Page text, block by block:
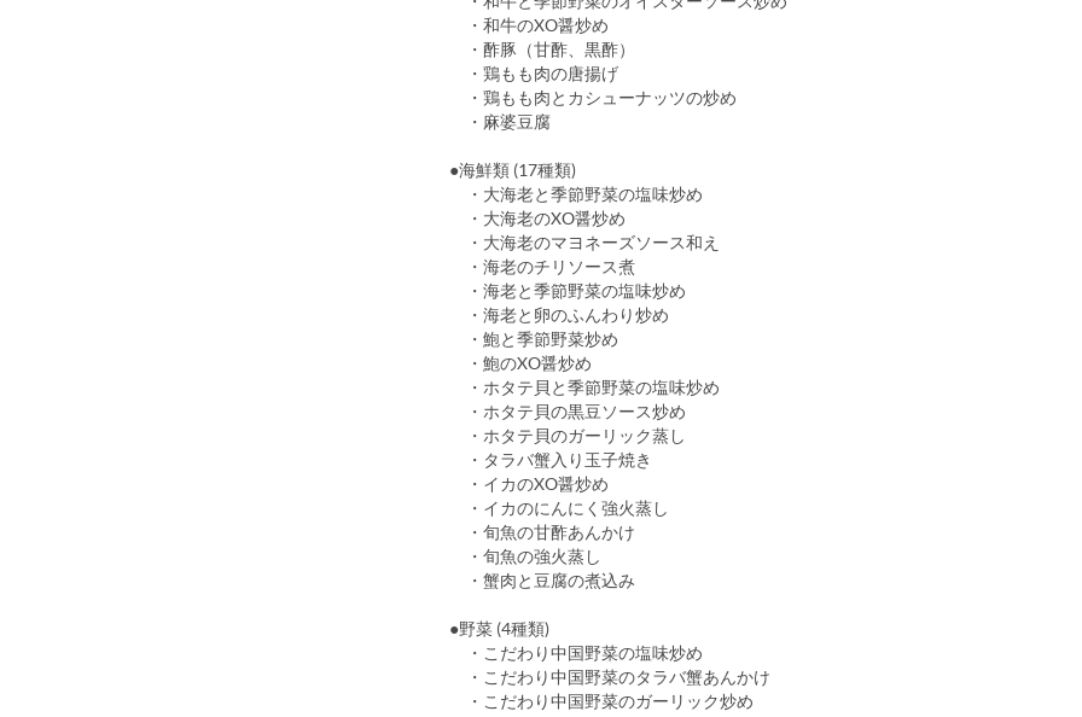
・和牛のXO醤炒め
・酢豚（甘酢、黒酢）
・鶏もも肉の唐揚げ
・鶏もも肉とカシューナッツの炒め
・麻婆豆腐
●海鮮類 (17種類)
・大海老と季節野菜の塩味炒め
・大海老のXO醤炒め
・大海老のマヨネーズソース和え
・海老のチリソース煮
・海老と季節野菜の塩味炒め
・海老と卵のふんわり炒め
・鮑と季節野菜炒め
・鮑のXO醤炒め
・ホタテ貝と季節野菜の塩味炒め
・ホタテ貝の黒豆ソース炒め
・ホタテ貝のガーリック蒸し
・タラバ蟹入り玉子焼き
・イカのXO醤炒め
・イカのにんにく強火蒸し
・旬魚の甘酢あんかけ
・旬魚の強火蒸し
・蟹肉と豆腐の煮込み
●野菜 (4種類)
・こだわり中国野菜の塩味炒め
・こだわり中国野菜のタラバ蟹あんかけ
・こだわり中国野菜のガーリック炒め